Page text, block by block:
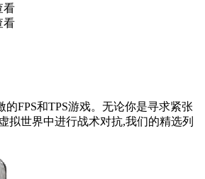
看
看
FPS和TPS游戏。无论你是寻求紧张
拟世界中进行战术对抗,我们的精选列